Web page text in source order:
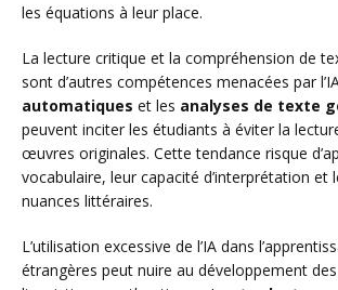
les équations à leur place.
La lecture critique et la compréhension de
sont d’autres compétences menacées par
automatiques et les analyses de texte
peuvent inciter les étudiants à éviter la
œuvres originales. Cette tendance risque
vocabulaire, leur capacité d’interprétation et
nuances littéraires.
L’utilisation excessive de l’IA dans
étrangères peut nuire au développement